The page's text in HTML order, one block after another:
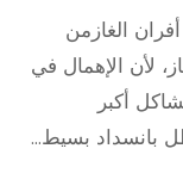
الغازمن
لأن الإهمال في
أكبر
بانسداد بسيط…